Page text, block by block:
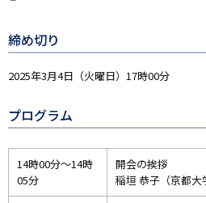
締め切り
2025年3月4日（火曜日）17時00分
プログラム
14時00分～14時
05分
開会の挨拶
稲垣 恭子（京都大